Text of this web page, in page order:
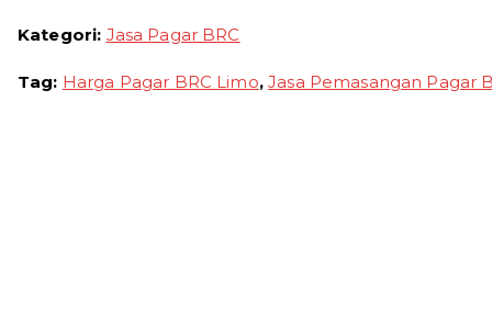
Kategori: Jasa Pagar BRC
Tag: Harga Pagar BRC Limo,Jasa Pemasangan Pagar